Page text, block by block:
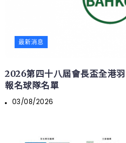
最新消息
2026第四十八屆會長盃全港
報名球隊名單
03/08/2026